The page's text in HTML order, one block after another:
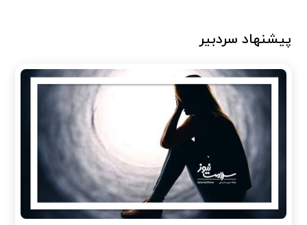
پیشنهاد سردبیر